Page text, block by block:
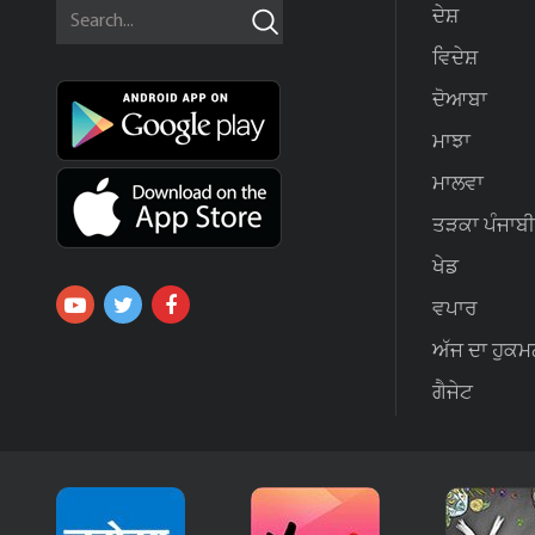
ਦੇਸ਼
ਵਿਦੇਸ਼
ਦੋਆਬਾ
ਮਾਝਾ
ਮਾਲਵਾ
ਤੜਕਾ ਪੰਜਾਬੀ
ਖੇਡ
ਵਪਾਰ
ਅੱਜ ਦਾ
ਗੈਜੇਟ